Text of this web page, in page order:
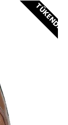
TÜKENDI